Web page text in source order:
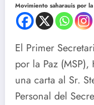
Movimiento saharauis por
El Primer
por la Paz
una carta al Sr.
Personal del